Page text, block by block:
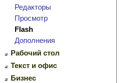
Редакторы
Просмотр
Flash
Дополнения
Рабочий стол
Текст и офис
Бизнес